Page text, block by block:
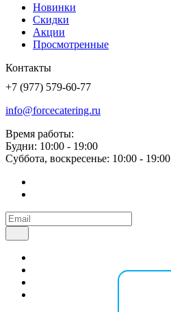
Новинки
Скидки
Акции
Просмотренные
Контакты
+7 (977) 579-60-77
info@forcecatering.ru
Время работы:
Будни: 10:00 - 19:00
Суббота, воскресенье: 10:00 - 19:00